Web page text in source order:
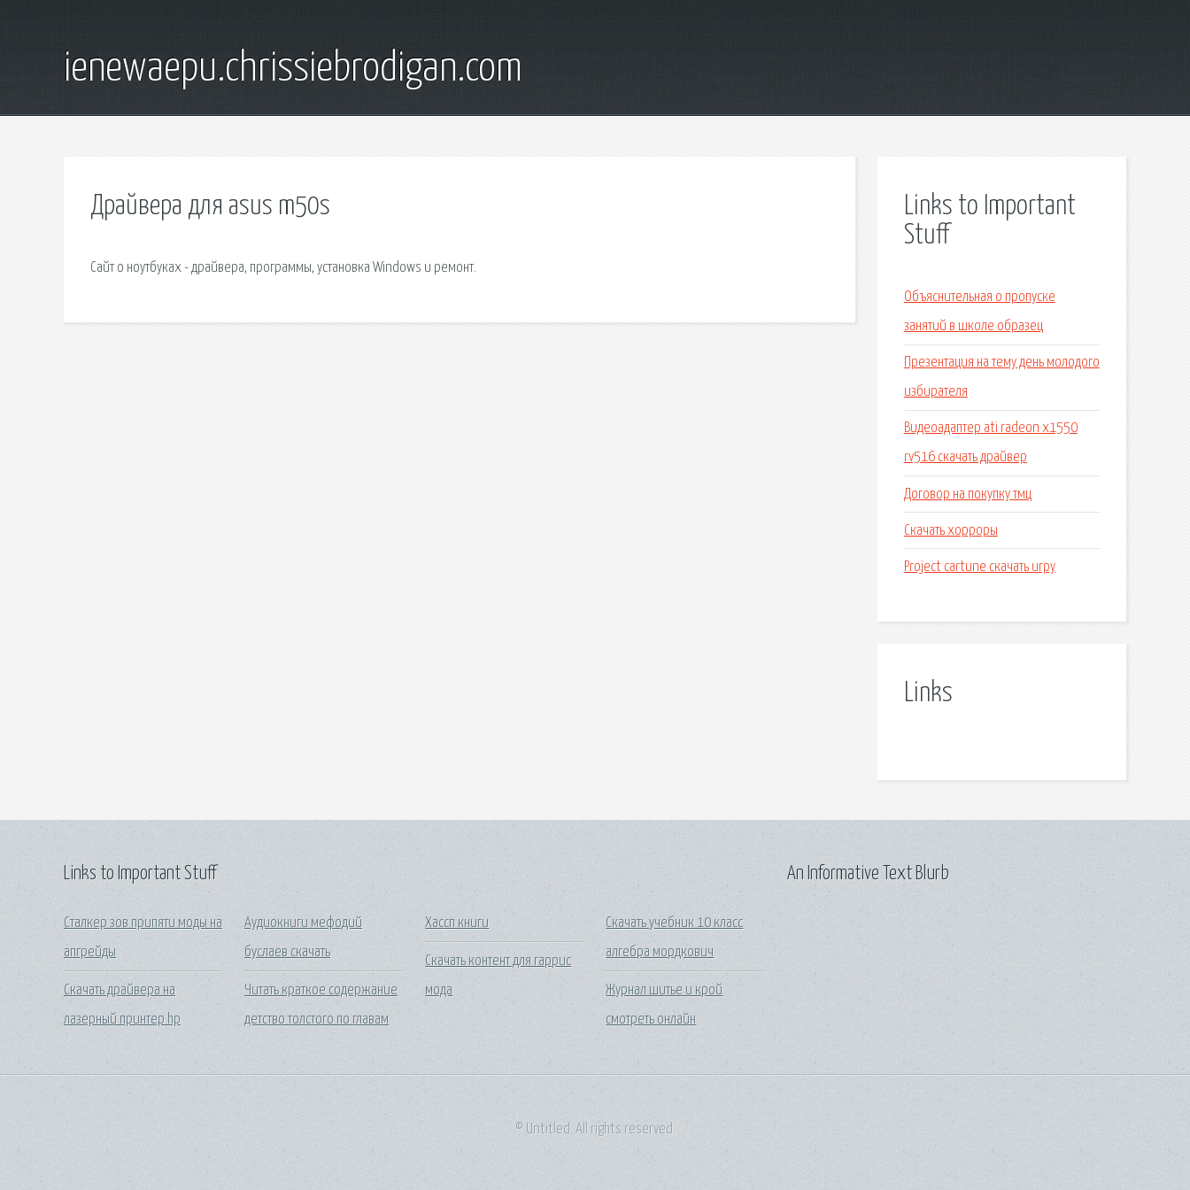
ienewaepu.chrissiebrodigan.com
Драйвера для asus m50s
Сайт о ноутбуках - драйвера, программы, установка Windows и ремонт.
Links to Important
Stuff
Объяснительная о пропуске
занятий в школе образец
Презентация на тему день молодого
избирателя
Видеоадаптер ati radeon x1550
rv516 скачать драйвер
Договор на покупку тмц
Скачать хорроры
Project cartune скачать игру
Links
Links to Important Stuff
Сталкер зов припяти моды на
апгрейды
Скачать драйвера на
лазерный принтер hp
Аудиокниги мефодий
буслаев скачать
Читать краткое содержание
детство толстого по главам
Хассп книги
Скачать контент для гаррис
мода
Скачать учебник 10 класс
алгебра мордкович
Журнал шитье и крой
смотреть онлайн
An Informative Text Blurb
© Untitled. All rights reserved.